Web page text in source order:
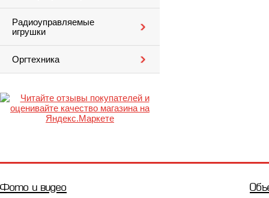
Радиоуправляемые
игрушки
Оргтехника
Фото и видео